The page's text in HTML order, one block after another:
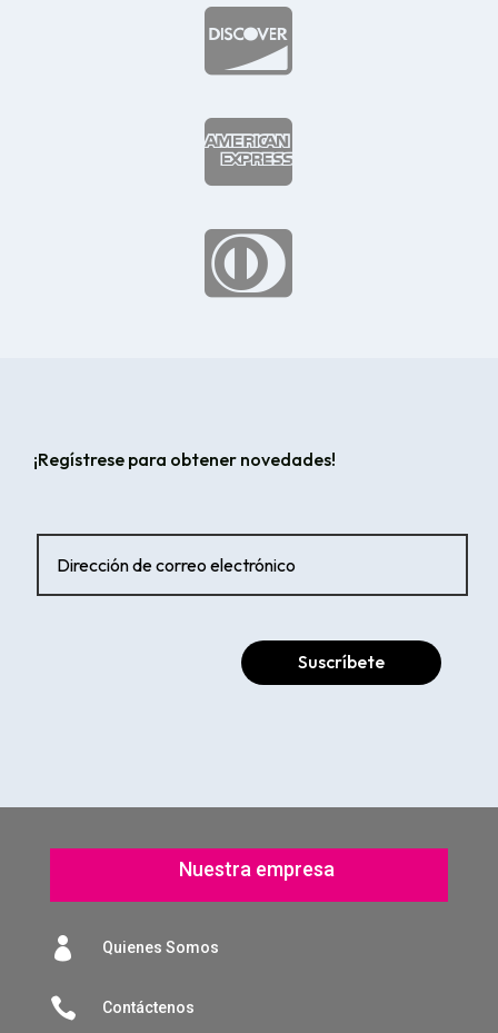



¡Regístrese para obtener novedades!
Suscríbete
Nuestra empresa
 Quienes Somos
 Contáctenos